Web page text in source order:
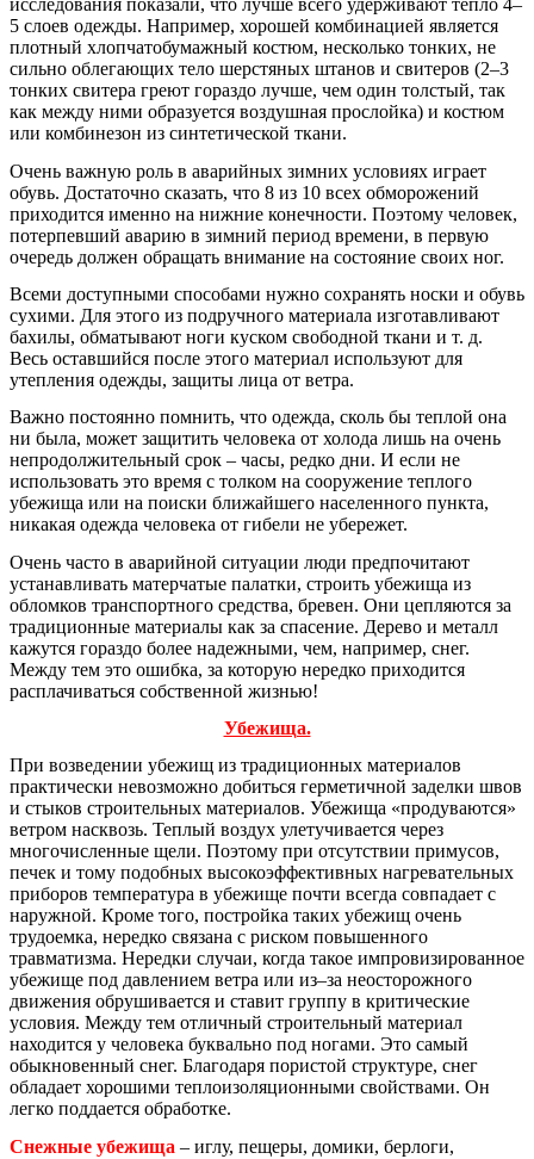
исследования показали, что лучше всего удерживают тепло 4–
5 слоев одежды. Например, хорошей комбинацией является
плотный хлопчатобумажный костюм, несколько тонких, не
сильно облегающих тело шерстяных штанов и свитеров (2–3
тонких свитера греют гораздо лучше, чем один толстый, так
как между ними образуется воздушная прослойка) и костюм
или комбинезон из синтетической ткани.
Очень важную роль в аварийных зимних условиях играет
обувь. Достаточно сказать, что 8 из 10 всех обморожений
приходится именно на нижние конечности. Поэтому человек,
потерпевший аварию в зимний период времени, в первую
очередь должен обращать внимание на состояние своих ног.
Всеми доступными способами нужно сохранять носки и обувь
сухими. Для этого из подручного материала изготавливают
бахилы, обматывают ноги куском свободной ткани и т. д.
Весь оставшийся после этого материал используют для
утепления одежды, защиты лица от ветра.
Важно постоянно помнить, что одежда, сколь бы теплой она
ни была, может защитить человека от холода лишь на очень
непродолжительный срок – часы, редко дни. И если не
использовать это время с толком на сооружение теплого
убежища или на поиски ближайшего населенного пункта,
никакая одежда человека от гибели не убережет.
Очень часто в аварийной ситуации люди предпочитают
устанавливать матерчатые палатки, строить убежища из
обломков транспортного средства, бревен. Они цепляются за
традиционные материалы как за спасение. Дерево и металл
кажутся гораздо более надежными, чем, например, снег.
Между тем это ошибка, за которую нередко приходится
расплачиваться собственной жизнью!
Убежища.
При возведении убежищ из традиционных материалов
практически невозможно добиться герметичной заделки швов
и стыков строительных материалов. Убежища «продуваются»
ветром насквозь. Теплый воздух улетучивается через
многочисленные щели. Поэтому при отсутствии примусов,
печек и тому подобных высокоэффективных нагревательных
приборов температура в убежище почти всегда совпадает с
наружной. Кроме того, постройка таких убежищ очень
трудоемка, нередко связана с риском повышенного
травматизма. Нередки случаи, когда такое импровизированное
убежище под давлением ветра или из–за неосторожного
движения обрушивается и ставит группу в критические
условия. Между тем отличный строительный материал
находится у человека буквально под ногами. Это самый
обыкновенный снег. Благодаря пористой структуре, снег
обладает хорошими теплоизоляционными свойствами. Он
легко поддается обработке.
Снежные убежища – иглу, пещеры, домики, берлоги,